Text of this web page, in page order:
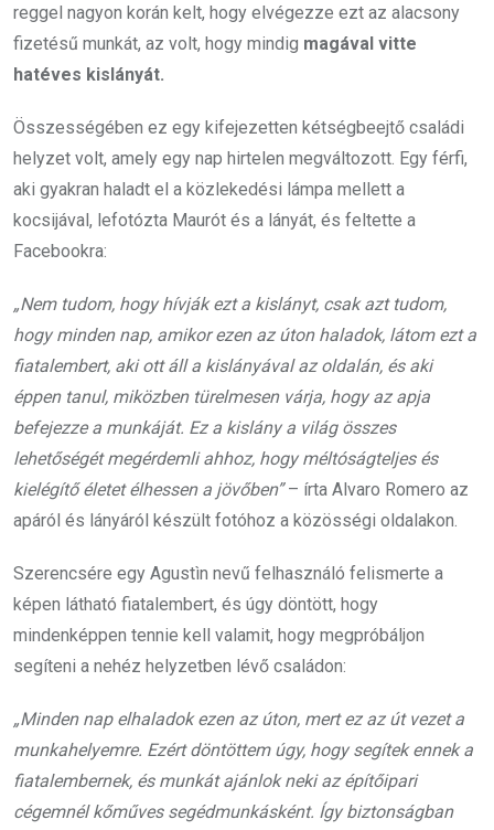
reggel nagyon korán kelt, hogy elvégezze ezt az alacsony
fizetésű munkát, az volt, hogy mindig magával vitte
hatéves kislányát.
Összességében ez egy kifejezetten kétségbeejtő családi
helyzet volt, amely egy nap hirtelen megváltozott. Egy férfi,
aki gyakran haladt el a közlekedési lámpa mellett a
kocsijával, lefotózta Maurót és a lányát, és feltette a
Facebookra:
„Nem tudom, hogy hívják ezt a kislányt, csak azt tudom,
hogy minden nap, amikor ezen az úton haladok, látom ezt a
fiatalembert, aki ott áll a kislányával az oldalán, és aki
éppen tanul, miközben türelmesen várja, hogy az apja
befejezze a munkáját. Ez a kislány a világ összes
lehetőségét megérdemli ahhoz, hogy méltóságteljes és
kielégítő életet élhessen a jövőben”– írta Alvaro Romero az
apáról és lányáról készült fotóhoz a közösségi oldalakon.
Szerencsére egy Agustìn nevű felhasználó felismerte a
képen látható fiatalembert, és úgy döntött, hogy
mindenképpen tennie kell valamit, hogy megpróbáljon
segíteni a nehéz helyzetben lévő családon:
„Minden nap elhaladok ezen az úton, mert ez az út vezet a
munkahelyemre. Ezért döntöttem úgy, hogy segítek ennek a
fiatalembernek, és munkát ajánlok neki az építőipari
cégemnél kőműves segédmunkásként. Így biztonságban